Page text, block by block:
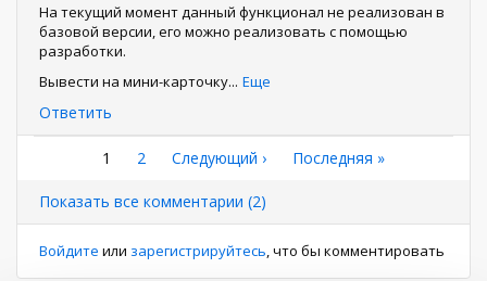
На текущий момент данный функционал не реализован в
базовой версии, его можно реализовать с помощью
разработки.
Вывести на мини-карточку... Еще
Ответить
Нумерация
страниц
Текущая
1 Страница
2
Следующая
Следующий ›
Последняя
Последняя »
Показать все комментарии (2)
Войдите или зарегистрируйтесь , что бы комментировать